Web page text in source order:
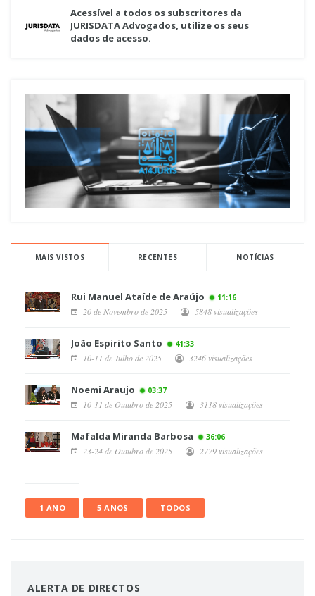
Acessível a todos os subscritores da
JURISDATA Advogados, utilize os seus
dados de acesso.
MAIS VISTOS RECENTES NOTÍCIAS
Rui Manuel Ataíde de Araújo 11:16
20 de Novembro de 2025 5848 visualizações
João Espirito Santo 41:33
10-11 de Julho de 2025 3246 visualizações
Noemi Araujo 03:37
10-11 de Outubro de 2025 3118 visualizações
Mafalda Miranda Barbosa 36:06
23-24 de Outubro de 2025 2779 visualizações
1 ANO 5 ANOS TODOS
ALERTA DE DIRECTOS